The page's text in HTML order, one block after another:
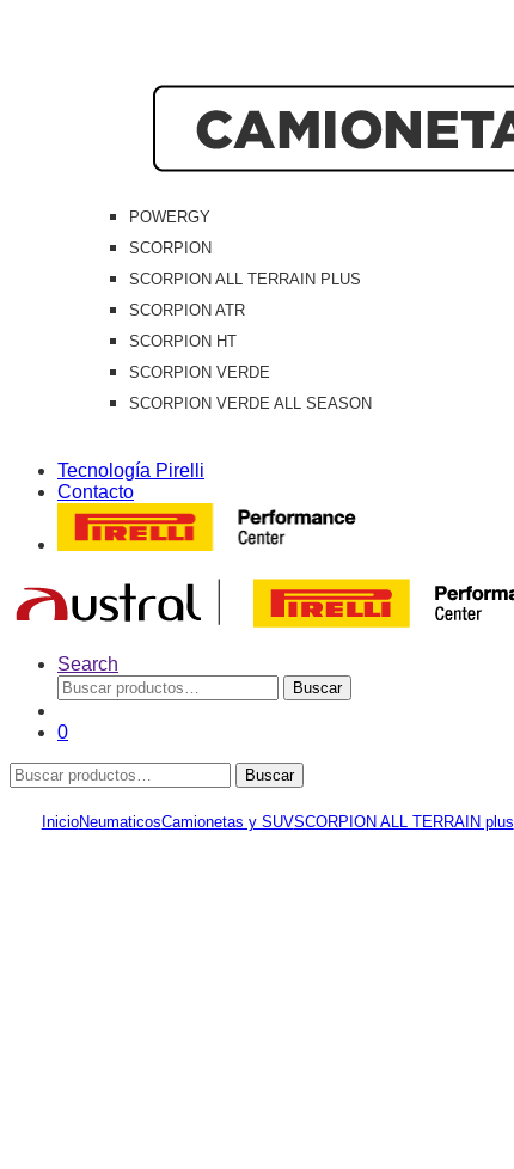
POWERGY
SCORPION
SCORPION ALL TERRAIN PLUS
SCORPION ATR
SCORPION HT
SCORPION VERDE
SCORPION VERDE ALL SEASON
Tecnología Pirelli
Contacto
Search
Buscar
por:
Buscar
0
Buscar
por:
Buscar
InicioNeumaticosCamionetas y SUVSCORPION ALL TERRAIN plus